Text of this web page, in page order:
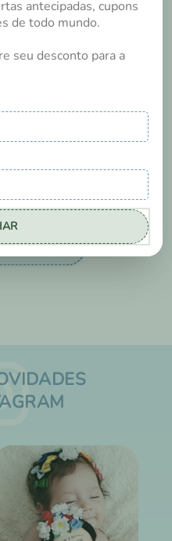
antecipadas, cupons
de todo mundo.
seu desconto para a
uma aba maior nas
3 0
1 - 2de 2